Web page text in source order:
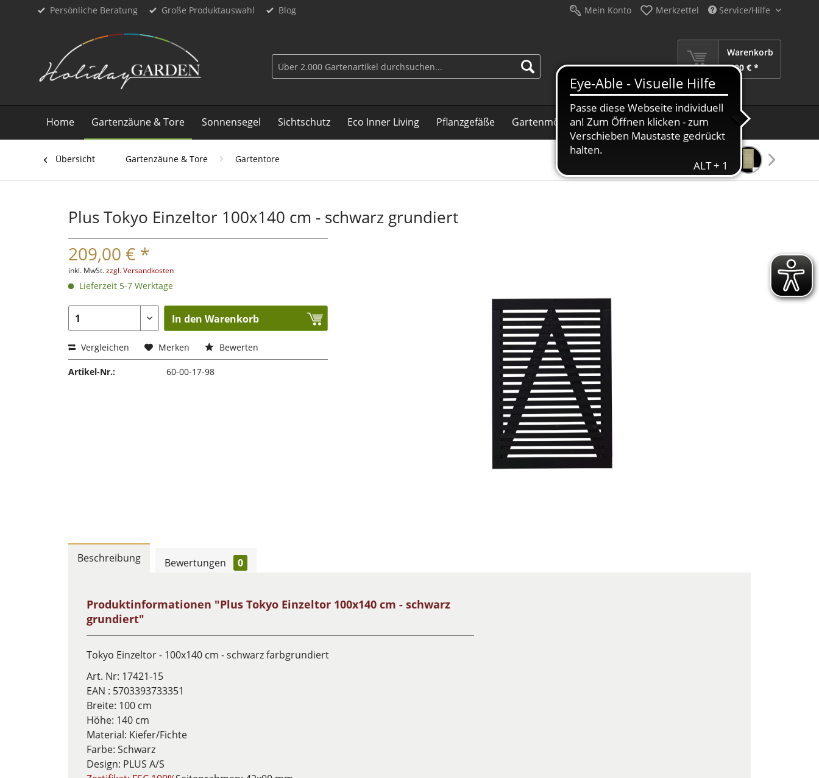
Persönliche Beratung Große Produktauswahl Blog Mein Konto Merkzettel Service/Hilfe
Warenkorb
0,00 € *
Home Gartenzäune & Tore Sonnensegel Sichtschutz Eco Inner Living Pflanzgefäße Gartenmöbel Schirme Dekoration Sale %
Übersicht Gartenzäune & Tore Gartentore
Plus Tokyo Einzeltor 100x140 cm - schwarz grundiert
209,00 € *
inkl. MwSt.zzgl. Versandkosten
Lieferzeit 5-7 Werktage
In den Warenkorb
Vergleichen Merken Bewerten
Artikel-Nr.: 60-00-17-98
Beschreibung Bewertungen 0
Produktinformationen "Plus Tokyo Einzeltor 100x140 cm - schwarz
grundiert"
Tokyo Einzeltor - 100x140 cm - schwarz farbgrundiert
Art. Nr: 17421-15
EAN : 5703393733351
Breite: 100 cm
Höhe: 140 cm
Material: Kiefer/Fichte
Farbe: Schwarz
Design: PLUS A/S